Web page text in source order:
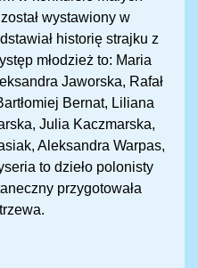
wystawiony w
historię strajku z
młodzież to: Maria
Jaworska, Rafał
Bernat, Liliana
Julia Kaczmarska,
Aleksandra Warpas,
to dzieło polonisty
przygotowała